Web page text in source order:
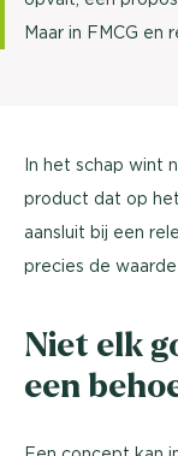
Maar in FMCG en
In het schap wint
product dat op
aansluit bij een
precies de
Niet elk
een